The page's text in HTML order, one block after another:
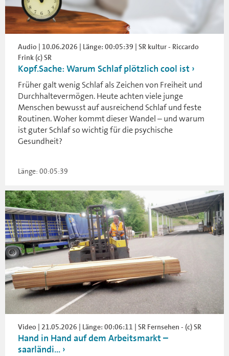
Audio | 10.06.2026 | Länge: 00:05:39 | SR kultur - Riccardo
Frink (c) SR
Kopf.Sache: Warum Schlaf plötzlich cool ist
Früher galt wenig Schlaf als Zeichen von Freiheit und
Durchhaltevermögen. Heute achten viele junge
Menschen bewusst auf ausreichend Schlaf und feste
Routinen. Woher kommt dieser Wandel – und warum
ist guter Schlaf so wichtig für die psychische
Gesundheit?
Länge: 00:05:39
Video | 21.05.2026 | Länge: 00:06:11 | SR Fernsehen - (c) SR
Hand in Hand auf dem Arbeitsmarkt –
saarländi...